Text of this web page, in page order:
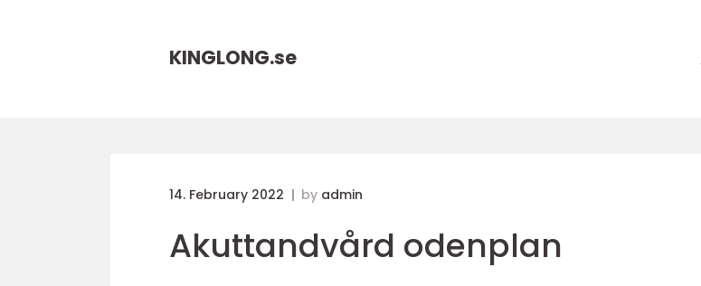
KINGLONG.se
14. February 2022 by admin
Akuttandvård odenplan